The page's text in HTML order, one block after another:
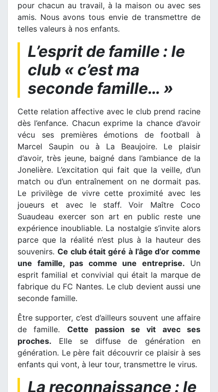
pour chacun au travail, à la maison ou avec ses
amis. Nous avons tous envie de transmettre de
telles valeurs à nos enfants.
L’esprit de famille : le
club « c’est ma
seconde famille… »
Cette relation affective avec le club prend racine
dès l’enfance. Chacun exprime la chance d’avoir
vécu ses premières émotions de football à
Marcel Saupin ou à La Beaujoire. Le plaisir
d’avoir, très jeune, baigné dans l’ambiance de la
Jonelière. L’excitation qui fait que la veille, d’un
match ou d’un entraînement on ne dormait pas.
Le privilège de vivre cette proximité avec les
joueurs et avec le staff. Voir Maître Coco
Suaudeau exercer son art en public reste une
expérience inoubliable. La nostalgie s’invite alors
parce que la réalité n’est plus à la hauteur des
souvenirs. Ce club était géré à l’âge d’or comme
une famille, pas comme une entreprise. Un
esprit familial et convivial qui était la marque de
fabrique du FC Nantes. Le club devient aussi une
seconde famille.
Être supporter, c’est d’ailleurs souvent une affaire
de famille. Cette passion se vit avec ses
proches. Elle se diffuse de génération en
génération. Le père fait découvrir ce plaisir à ses
enfants qui vont, à leur tour, transmettre le virus.
La reconnaissance : le